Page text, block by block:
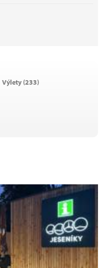
Výlety (233)